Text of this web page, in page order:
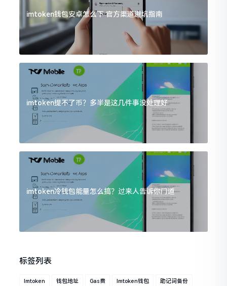
imtoken钱包安卓怎么下 官方渠道避坑指南
imtoken提不了币？多半是这几件事没处理好
imtoken冷钱包能量怎么搞？过来人告诉你门道
标签列表
Imtoken 钱包地址 Gas费 Imtoken钱包 助记词备份